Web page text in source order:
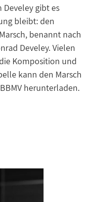
gibt es
bleibt: den
benannt nach
Develey. Vielen
Komposition und
kann den Marsch
herunterladen.